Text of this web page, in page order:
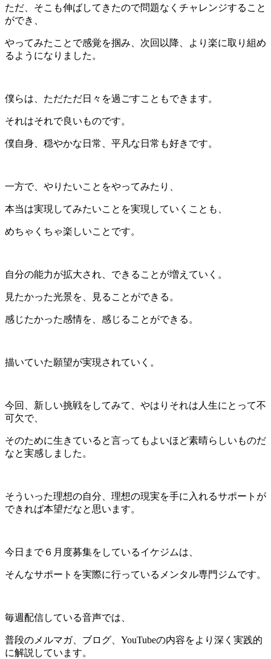
ただ、そこも伸ばしてきたので問題なくチャレンジすること
ができ、
やってみたことで感覚を掴み、次回以降、より楽に取り組め
るようになりました。
僕らは、ただただ日々を過ごすこともできます。
それはそれで良いものです。
僕自身、穏やかな日常、平凡な日常も好きです。
一方で、やりたいことをやってみたり、
本当は実現してみたいことを実現していくことも、
めちゃくちゃ楽しいことです。
自分の能力が拡大され、できることが増えていく。
見たかった光景を、見ることができる。
感じたかった感情を、感じることができる。
描いていた願望が実現されていく。
今回、新しい挑戦をしてみて、やはりそれは人生にとって不
可欠で、
そのために生きていると言ってもよいほど素晴らしいものだ
なと実感しました。
そういった理想の自分、理想の現実を手に入れるサポートが
できれば本望だなと思います。
今日まで６月度募集をしているイケジムは、
そんなサポートを実際に行っているメンタル専門ジムです。
毎週配信している音声では、
普段のメルマガ、ブログ、YouTubeの内容をより深く実践的
に解説しています。